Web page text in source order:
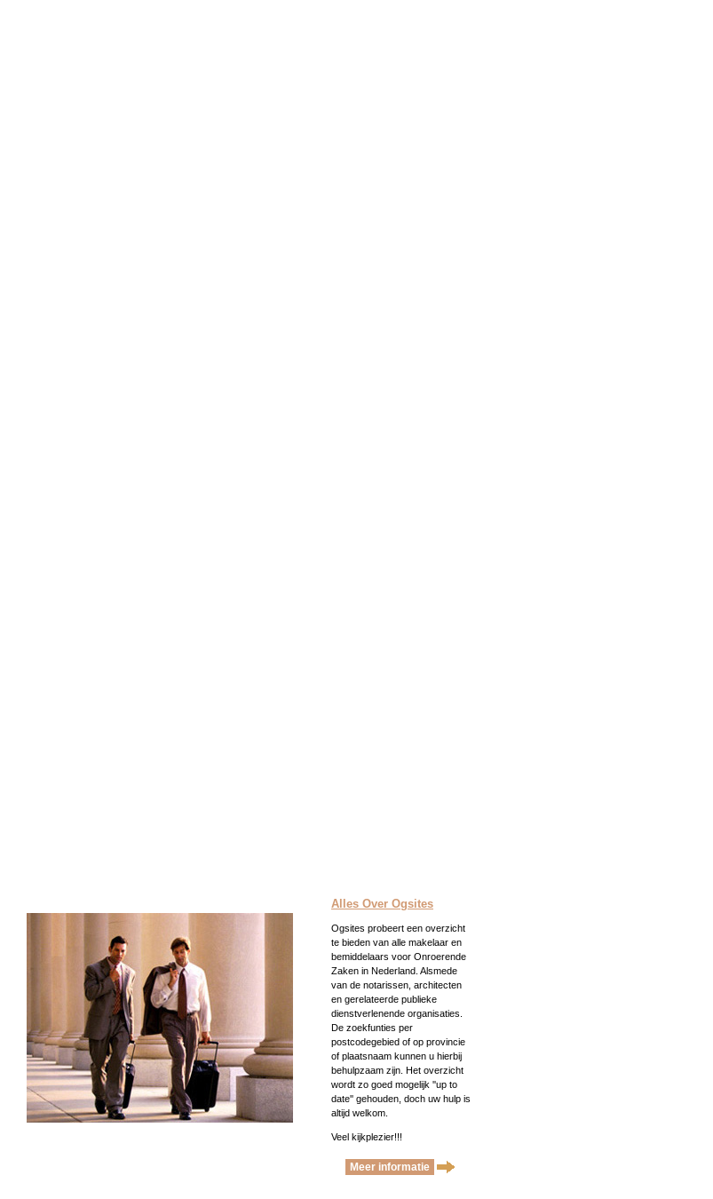
Alles Over Ogsites
Ogsites probeert een overzicht
te bieden van alle makelaar en
bemiddelaars voor Onroerende
Zaken in Nederland. Alsmede
van de notarissen, architecten
en gerelateerde publieke
dienstverlenende organisaties.
De zoekfunties per
postcodegebied of op provincie
of plaatsnaam kunnen u hierbij
behulpzaam zijn. Het overzicht
wordt zo goed mogelijk ''up to
date'' gehouden, doch uw hulp is
altijd welkom.
Veel kijkplezier!!!
Meer informatie